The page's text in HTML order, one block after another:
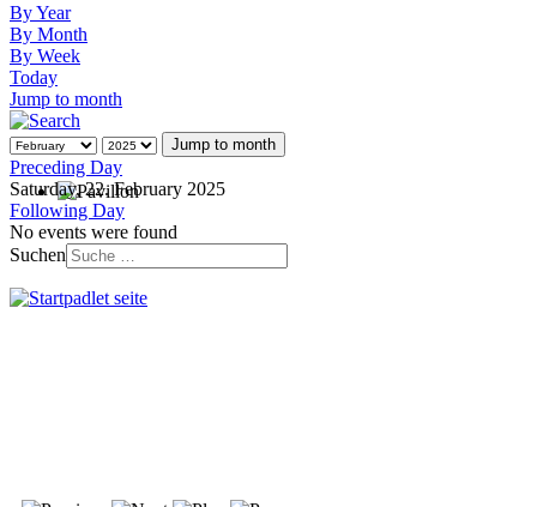
By Year
By Month
By Week
Today
Jump to month
Jump to month
Preceding Day
Saturday, 22. February 2025
Following Day
No events were found
Suchen